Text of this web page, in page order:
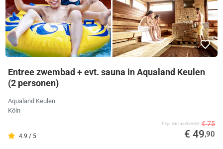
Entree zwembad + evt. sauna in Aqualand Keulen
(2 personen)
Aqualand Keulen
Köln
4.9 / 5
Prijs van aanbieder € 75
€ 49,90